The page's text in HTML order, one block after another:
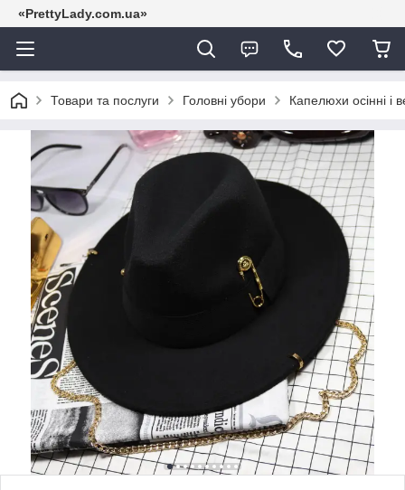
«PrettyLady.com.ua»
Товари та послуги Головні убори Капелюхи осінні і